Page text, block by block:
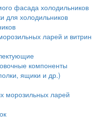
фасада холодильников
для холодильников
ларей и витрин
компоненты
ящики и др.)
морозильных ларей